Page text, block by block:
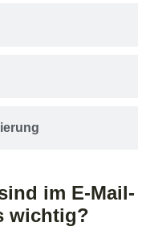
im E-Mail-
wichtig?